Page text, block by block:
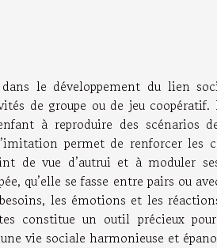
le développement du lien
de groupe ou de jeu coopératif.
à reproduire des scénarios
permet de renforcer les
de vue d’autrui et à moduler
qu’elle se fasse entre pairs ou
les émotions et les
constitue un outil précieux pour
vie sociale harmonieuse et